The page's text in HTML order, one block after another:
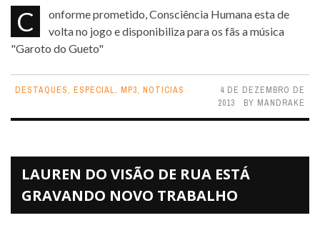
Conforme prometido, Consciência Humana esta de
volta no jogo e disponibiliza para os fãs a música
"Garoto do Gueto"
DESTAQUES, ESPECIAL, MP3, NOTICIAS
4 DE DEZEMBRO DE
2013
BY MANDRAKE
LAUREN DO VISÃO DE RUA ESTÁ
GRAVANDO NOVO TRABALHO